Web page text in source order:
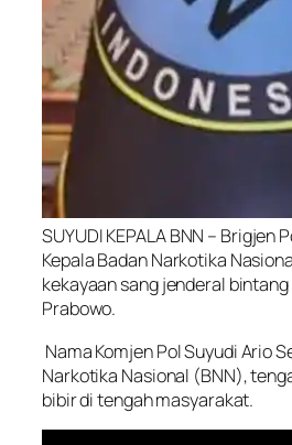
SUYUDI KEPALA BNN – Brigjen
Kepala Badan Narkotika
kekayaan sang jenderal
Prabowo.
Nama Komjen Pol Suyudi Ario
Narkotika Nasional (BNN),
bibir di tengah masyarakat.